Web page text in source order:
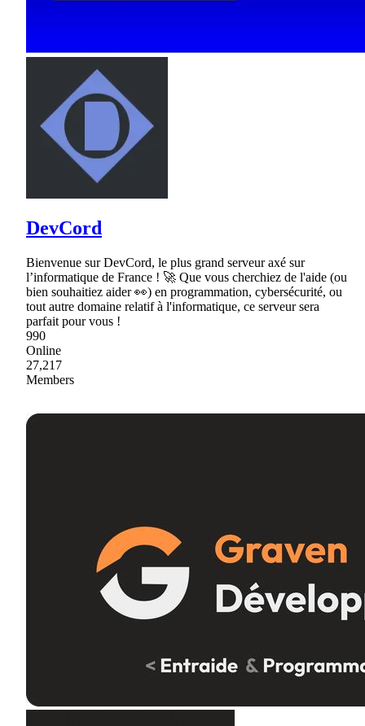
DevCord
Bienvenue sur DevCord, le plus grand serveur axé sur
l’informatique de France ! 🚀 Que vous cherchiez de l'aide (ou
bien souhaitiez aider 👀) en programmation, cybersécurité, ou
tout autre domaine relatif à l'informatique, ce serveur sera
parfait pour vous !
990
Online
27,217
Members